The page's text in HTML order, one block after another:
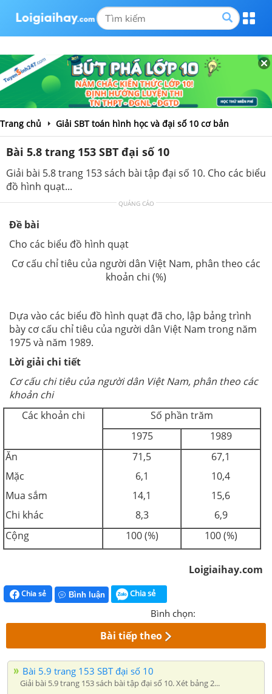
Trang chủ Giải SBT toán hình học và đại số 10 cơ bản
Bài 5.8 trang 153 SBT đại số 10
Giải bài 5.8 trang 153 sách bài tập đại số 10. Cho các biểu
đồ hình quạt...
QUẢNG CÁO
Đề bài
Cho các biểu đồ hình quạt
Cơ cấu chỉ tiêu của người dân Việt Nam, phân theo các
khoản chi (%)
Dựa vào các biểu đồ hình quạt đã cho, lập bảng trình
bày cơ cấu chỉ tiêu của người dân Việt Nam trong năm
1975 và năm 1989.
Lời giải chi tiết
Cơ cấu chi tiêu của người dân Việt Nam, phân theo các
khoản chi
Các khoản chi
Số phần trăm
1975
1989
Ăn
Mặc
Mua sắm
Chi khác
71,5
6,1
14,1
8,3
67,1
10,4
15,6
6,9
Cộng
100 (%) 100 (%)
Loigiaihay.com
Chia sẻ Bình luận Chia sẻ
Bình chọn:
Bài tiếp theo
Bài 5.9 trang 153 SBT đại số 10
Giải bài 5.9 trang 153 sách bài tập đại số 10. Xét bảng 2...